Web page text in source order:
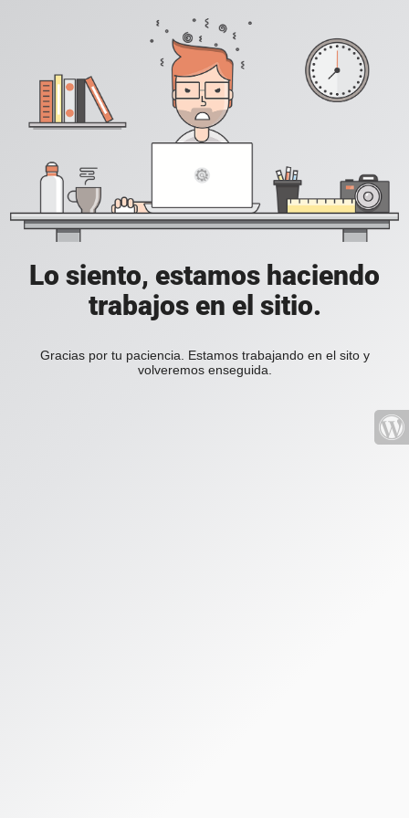
Lo siento, estamos haciendo
trabajos en el sitio.
Gracias por tu paciencia. Estamos trabajando en el sito y
volveremos enseguida.